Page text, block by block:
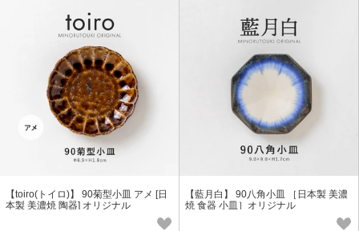
【toiro(トイロ)】 90菊型小皿 アメ [日
本製 美濃焼 陶器] オリジナル
【藍月白】 90八角小皿 ［日本製 美濃
焼 食器 小皿］オリジナル